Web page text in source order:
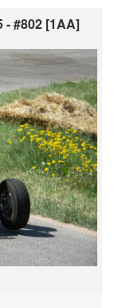
- #802 [1AA]